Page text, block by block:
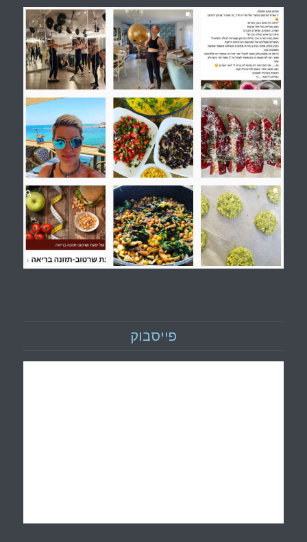
פייסבוק